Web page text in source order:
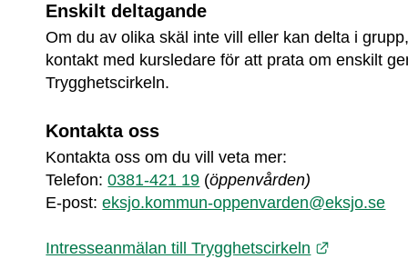
Enskilt deltagande
Om du av olika skäl inte vill eller kan delta i
kontakt med kursledare för att prata om enskilt
Trygghetscirkeln.
Kontakta oss
Kontakta oss om du vill veta mer:
Telefon: 0381-421 19 (öppenvården)
E-post: eksjo.kommun-oppenvarden@eksjo.se
Intresseanmälan till Trygghetscirkeln Länk till